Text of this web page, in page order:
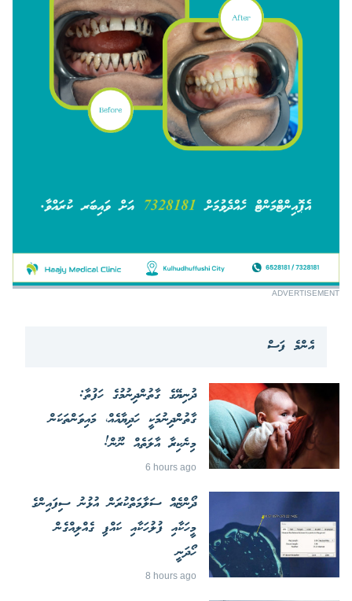
ADVERTISEMENT
އެންމެ ފަސް
ދުނިޔޭގެ ގާތުންދިނުމުގެ ހަފުތާ:
ގާތުންދިނުމަކީ ހަދިޔާއެއް، މައިވަންތަކަން
މިނެކިރާ އާލަތެއް ނޫން!
6 hours ago
ދޯންޏެއް ސަލާމަތްކުރަން އުޅުނު ސިފައިންގެ
މީހަކާއި ފުލުހަކާއި ކައްޕި ގެއްލިއްގެން
ހޯދަނީ
8 hours ago